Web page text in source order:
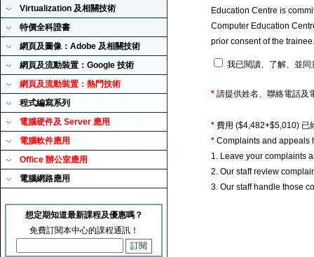
Virtualization 及相關技術
特價全科證書
網頁及圖像：Adobe 及相關技術
網頁及流動裝置：Google 技術
網頁及流動裝置：熱門技術
程式編寫系列
電腦硬件及 Server 應用
電腦軟件應用
Office 辦公室應用
電腦網路應用
想定期知道最新課程及優惠嗎？
免費訂閱本中心的課程通訊！
Education Centre is
Computer Education
prior consent of the
我已閱讀、了解、並
* 請提供姓名、聯絡電話及
* 費用 ($4,482+$5,010) 已
* Complaints and appeals
1. Leave your complaints
2. Our staff review
3. Our staff handle those